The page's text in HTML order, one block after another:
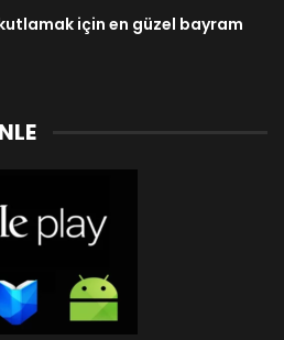
kutlamak için en güzel bayram